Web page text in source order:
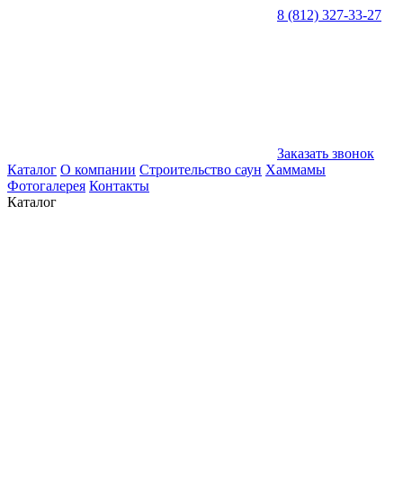
8 (812) 327-33-27
Заказать звонок
Каталог О компании Строительство саун Хаммамы
Фотогалерея Контакты
Каталог